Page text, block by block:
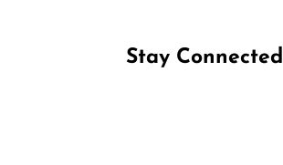
Stay Connected